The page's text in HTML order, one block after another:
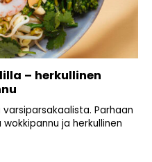
– herkullinen
Parhaan
ja herkullinen